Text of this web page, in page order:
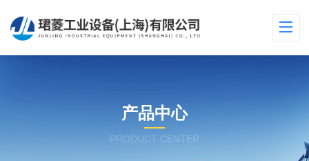
产品中心
PRODUCT CENTER